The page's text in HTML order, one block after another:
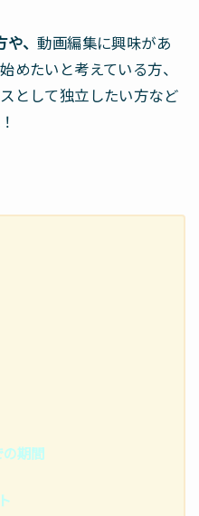
や、動画編集に興味があ
めたいと考えている方、
として独立したい方など
期間